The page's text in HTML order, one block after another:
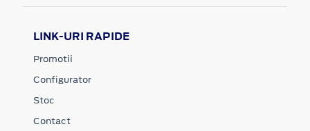
LINK-URI RAPIDE
Promotii
Configurator
Stoc
Contact